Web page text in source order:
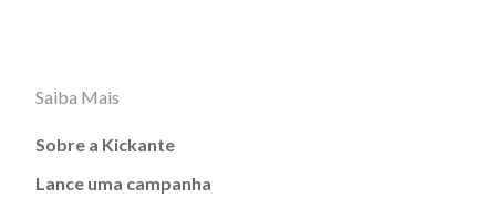
Saiba Mais
Sobre a Kickante
Lance uma campanha